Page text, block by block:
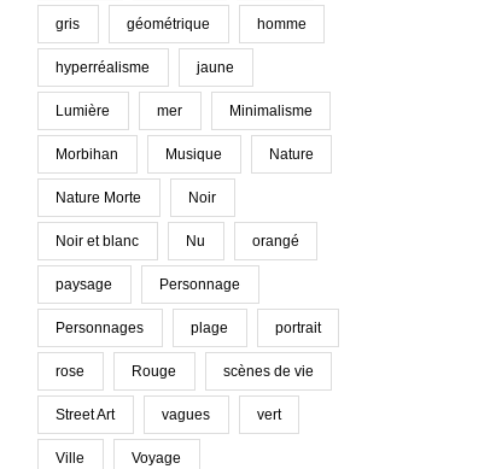
gris géométrique homme
hyperréalisme jaune
Lumière mer Minimalisme
Morbihan Musique Nature
Nature Morte Noir
Noir et blanc Nu orangé
paysage Personnage
Personnages plage portrait
rose Rouge scènes de vie
Street Art vagues vert
Ville Voyage